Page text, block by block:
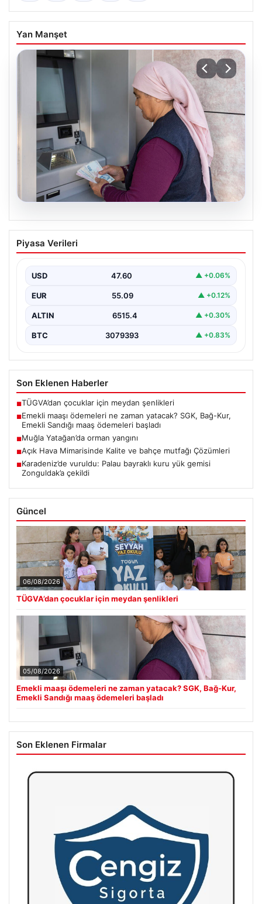
Yan Manşet
Emekli maaşı ödemeleri ne zaman
yatacak? SGK, Bağ-Kur, Emekli Sandığı
Piyasa Verileri
USD 47.60 ▲ +0.06%
EUR 55.09 ▲ +0.12%
ALTIN 6515.4 ▲ +0.30%
BTC 3079393 ▲ +0.83%
Son Eklenen Haberler
■TÜGVA’dan çocuklar için meydan şenlikleri
■Emekli maaşı ödemeleri ne zaman yatacak? SGK, Bağ-Kur,
Emekli Sandığı maaş ödemeleri başladı
■Muğla Yatağan’da orman yangını
■Açık Hava Mimarisinde Kalite ve bahçe mutfağı Çözümleri
■Karadeniz’de vuruldu: Palau bayraklı kuru yük gemisi
Zonguldak’a çekildi
Güncel
06/08/2026
TÜGVA’dan çocuklar için meydan şenlikleri
05/08/2026
Emekli maaşı ödemeleri ne zaman yatacak? SGK, Bağ-Kur,
Emekli Sandığı maaş ödemeleri başladı
Son Eklenen Firmalar